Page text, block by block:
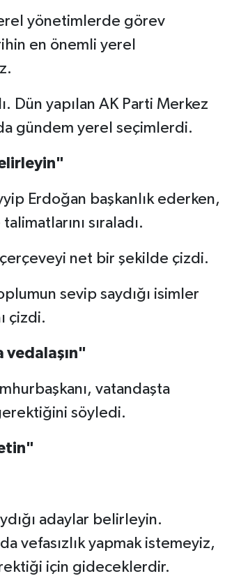
yönetimlerde görev
en önemli yerel
Dün yapılan AK Parti Merkez
gündem yerel seçimlerdi.
Erdoğan başkanlık ederken,
sıraladı.
net bir şekilde çizdi.
sevip saydığı isimler
çizdi.
vedalaşın"
vatandaşta
söyledi.
adaylar belirleyin.
vefasızlık yapmak istemeyiz,
için gideceklerdir.